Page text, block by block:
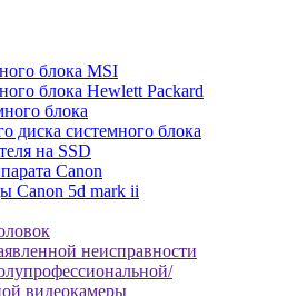
блока MSI
блока Hewlett Packard
блока
диска системного блока
на SSD
Canon
Canon 5d mark ii
неисправности
видеокамеры